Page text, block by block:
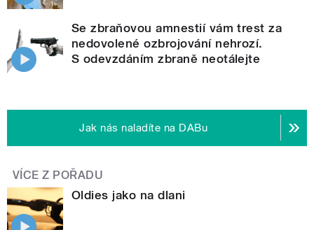
Se zbraňovou amnestií vám trest za
nedovolené ozbrojování nehrozí.
S odevzdáním zbraně neotálejte
Jak nás naladíte na DABu
VÍCE Z POŘADU
Oldies jako na dlani